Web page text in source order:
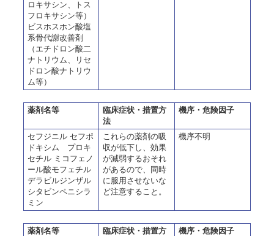
ロキサシン、トス
フロキサシン等）
ビスホスホン酸塩
系骨代謝改善剤
（エチドロン酸二
ナトリウム、リセ
ドロン酸ナトリウ
ム等）
薬剤名等
臨床症状・措置方
法
機序・危険因子
セフジニル セフポ
ドキシム プロキ
セチル ミコフェノ
ール酸モフェチル
デラビルジンザル
シタビンペニシラ
ミン
これらの薬剤の吸
収が低下し、効果
が減弱するおそれ
があるので、同時
に服用させないな
ど注意すること。
機序不明
薬剤名等
臨床症状・措置方
機序・危険因子